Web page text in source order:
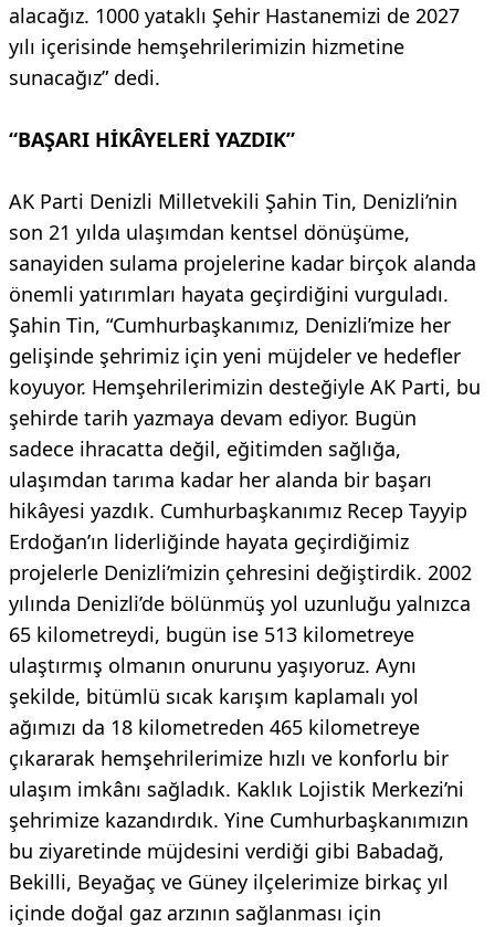
alacağız. 1000 yataklı Şehir Hastanemizi de 2027
yılı içerisinde hemşehrilerimizin hizmetine
sunacağız” dedi.
“BAŞARI HİKÂYELERİ YAZDIK”
AK Parti Denizli Milletvekili Şahin Tin, Denizli’nin
son 21 yılda ulaşımdan kentsel dönüşüme,
sanayiden sulama projelerine kadar birçok alanda
önemli yatırımları hayata geçirdiğini vurguladı.
Şahin Tin, “Cumhurbaşkanımız, Denizli’mize her
gelişinde şehrimiz için yeni müjdeler ve hedefler
koyuyor. Hemşehrilerimizin desteğiyle AK Parti, bu
şehirde tarih yazmaya devam ediyor. Bugün
sadece ihracatta değil, eğitimden sağlığa,
ulaşımdan tarıma kadar her alanda bir başarı
hikâyesi yazdık. Cumhurbaşkanımız Recep Tayyip
Erdoğan’ın liderliğinde hayata geçirdiğimiz
projelerle Denizli’mizin çehresini değiştirdik. 2002
yılında Denizli’de bölünmüş yol uzunluğu yalnızca
65 kilometreydi, bugün ise 513 kilometreye
ulaştırmış olmanın onurunu yaşıyoruz. Aynı
şekilde, bitümlü sıcak karışım kaplamalı yol
ağımızı da 18 kilometreden 465 kilometreye
çıkararak hemşehrilerimize hızlı ve konforlu bir
ulaşım imkânı sağladık. Kaklık Lojistik Merkezi’ni
şehrimize kazandırdık. Yine Cumhurbaşkanımızın
bu ziyaretinde müjdesini verdiği gibi Babadağ,
Bekilli, Beyağaç ve Güney ilçelerimize birkaç yıl
içinde doğal gaz arzının sağlanması için